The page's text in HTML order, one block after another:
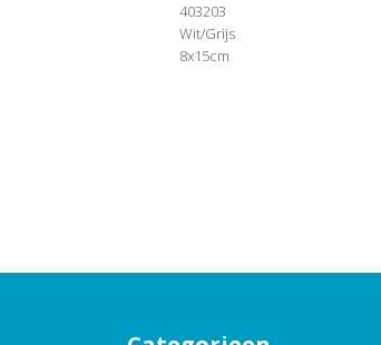
403203
Wit/Grijs
8x15cm